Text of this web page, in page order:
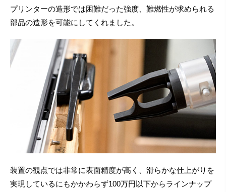
プリンターの造形では困難だった強度、難燃性が求められる
部品の造形を可能にしてくれました。
装置の観点では非常に表面精度が高く、滑らかな仕上がりを
実現しているにもかかわらず100万円以下からラインナップ